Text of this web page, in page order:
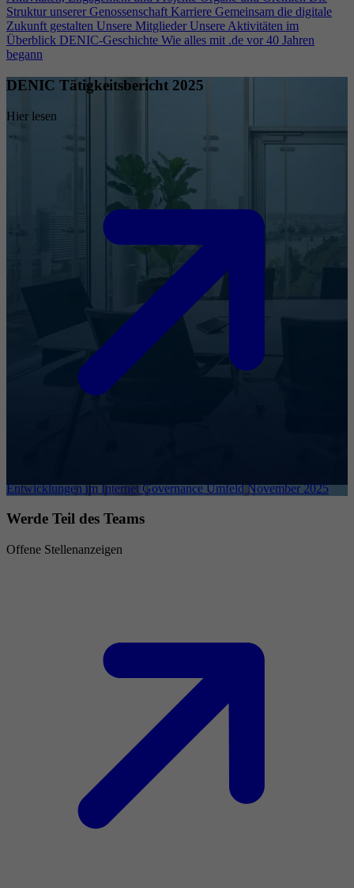
Struktur unserer Genossenschaft Karriere Gemeinsam die digitale
Zukunft gestalten Unsere Mitglieder Unsere Aktivitäten im
Überblick DENIC-Geschichte Wie alles mit .de vor 40 Jahren
begann
DENIC Tätigkeitsbericht 2025
Hier lesen
Entwicklungen im Internet Governance Umfeld November 2025
Werde Teil des Teams
Offene Stellenanzeigen